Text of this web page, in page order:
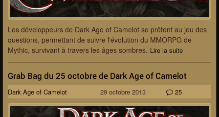
Les développeurs de Dark Age of Camelot se prêtent au jeu des
questions, permettant de suivre l'évolution du MMORPG de
Mythic, survivant à travers les âges sombres. Lire la suite
Grab Bag du 25 octobre de Dark Age of Camelot
Dark Age of Camelot 29 octobre 2013 25